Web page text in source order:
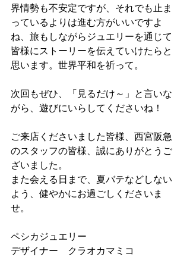
界情勢も不安定ですが、それでも止ま
っているよりは進む方がいいですよ
ね、旅もしながらジュエリーを通じて
皆様にストーリーを伝えていけたらと
思います。世界平和を祈って。
次回もぜひ、「見るだけ～」と言いな
がら、遊びにいらしてくださいね！
ご来店くださいました皆様、西宮阪急
のスタッフの皆様、誠にありがとうご
ざいました。
また会える日まで、夏バテなどしない
よう、健やかにお過ごしくださいま
せ。
ペシカジュエリー
デザイナー　クラオカマミコ